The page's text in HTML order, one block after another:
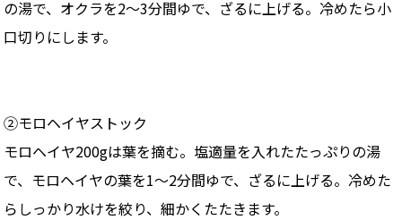
の湯で、オクラを2～3分間ゆで、ざるに上げる。冷めたら小
口切りにします。
②モロヘイヤストック
モロヘイヤ200gは葉を摘む。塩適量を入れたたっぷりの湯
で、モロヘイヤの葉を1～2分間ゆで、ざるに上げる。冷めた
らしっかり水けを絞り、細かくたたきます。